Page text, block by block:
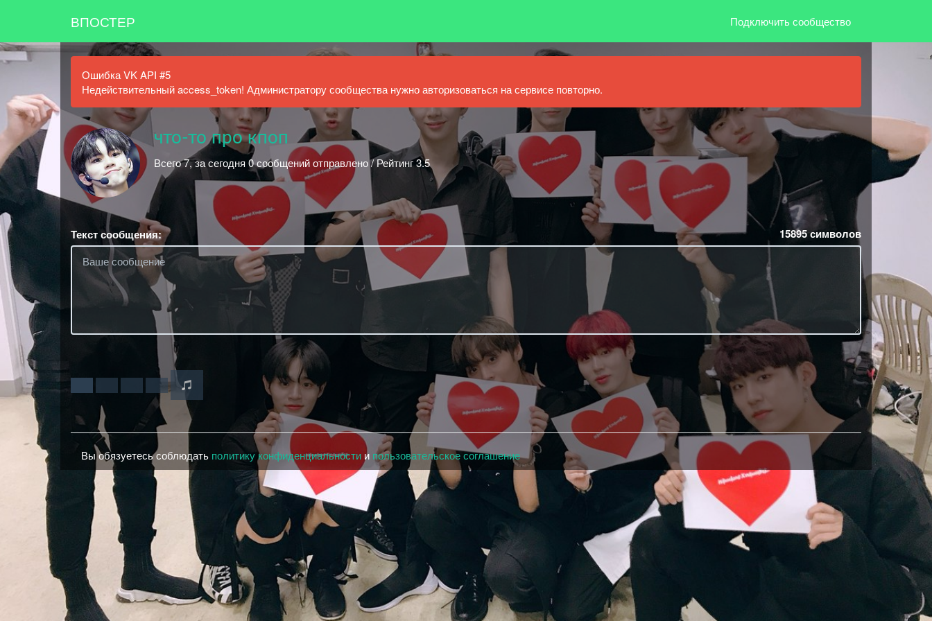
ВПОСТЕР Подключить сообщество
Ошибка VK API #5
Недействительный access_token! Администратору сообщества нужно авторизоваться на сервисе повторно.
что-то про кпоп
Всего 7, за сегодня 0 сообщений отправлено / Рейтинг 3.5
Текст сообщения: 15895символов
Вы обязуетесь соблюдать политику конфиденциальности и пользовательское соглашение